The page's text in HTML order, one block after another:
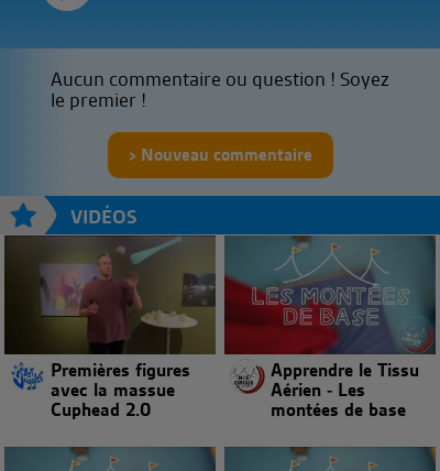
Aucun commentaire ou question ! Soyez
le premier !
Nouveau commentaire
VIDÉOS
Premières figures
avec la massue
Cuphead 2.0
Apprendre le Tissu
Aérien - Les
montées de base